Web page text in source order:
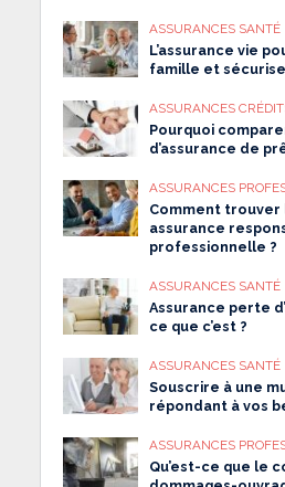
ASSURANCES SANTÉ
L’assurance vie
famille et
ASSURANCES
Pourquoi
d’assurance de
ASSURANCES
Comment trouver
assurance
professionnelle ?
ASSURANCES SANTÉ
Assurance perte
ce que c’est ?
ASSURANCES SANTÉ
Souscrire à une
répondant à vos
ASSURANCES
Qu’est-ce que le